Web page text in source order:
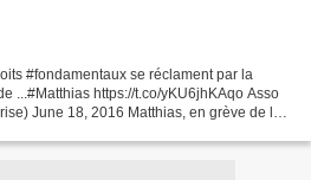
#fondamentaux se réclament par la
...#Matthias https://t.co/yKU6jhKAqo Asso
June 18, 2016 Matthias, en grève de la